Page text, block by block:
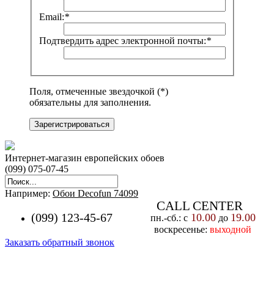
Email:*
Подтвердить адрес электронной почты:*
Поля, отмеченные звездочкой (*)
обязательны для заполнения.
Зарегистрироваться
Интернет-магазин европейских обоев
(099) 075-07-45
Например: Обои Decofun 74099
(099) 123-45-67
CALL CENTER
пн.-cб.: с10.00до 19.00
воскресенье: выходной
Заказать обратный звонок